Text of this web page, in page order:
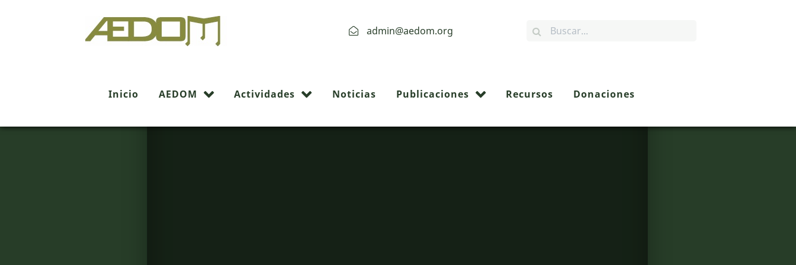
admin@aedom.org
Inicio AEDOM Actividades Noticias Publicaciones Recursos Donaciones